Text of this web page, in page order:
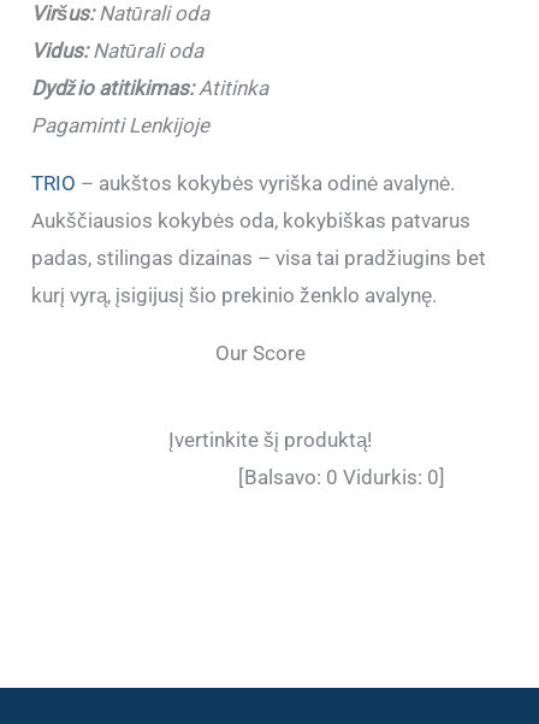
Viršus:Natūrali oda
Vidus:Natūrali oda
Dydžio atitikimas:Atitinka
Pagaminti Lenkijoje
TRIO – aukštos kokybės vyriška odinė avalynė.
Aukščiausios kokybės oda, kokybiškas patvarus
padas, stilingas dizainas – visa tai pradžiugins bet
kurį vyrą, įsigijusį šio prekinio ženklo avalynę.
Our Score
Įvertinkite šį produktą!
[Balsavo: 0 Vidurkis: 0]